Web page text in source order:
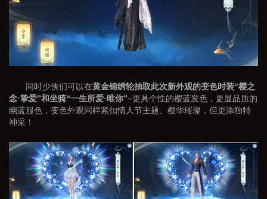
同时少侠们可以在黄金锦绣轮抽取此次新外观的变色时装“樱之
念·挚爱”和坐骑“一生所爱·唯你”~更具个性的樱蓝发色，更显品质的
幽蓝服色，变色外观同样紧扣情人节主题、樱华璀璨，但更添独特
神采！